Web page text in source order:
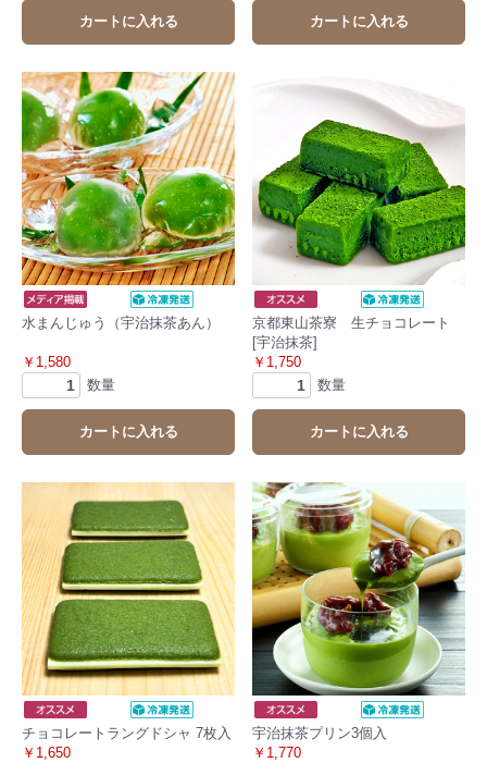
カートに入れる カートに入れる
水まんじゅう（宇治抹茶あん）
￥1,580
数量
カートに入れる
京都東山茶寮 生チョコレート
[宇治抹茶]
￥1,750
数量
カートに入れる
チョコレートラングドシャ 7枚入
￥1,650
宇治抹茶プリン3個入
￥1,770